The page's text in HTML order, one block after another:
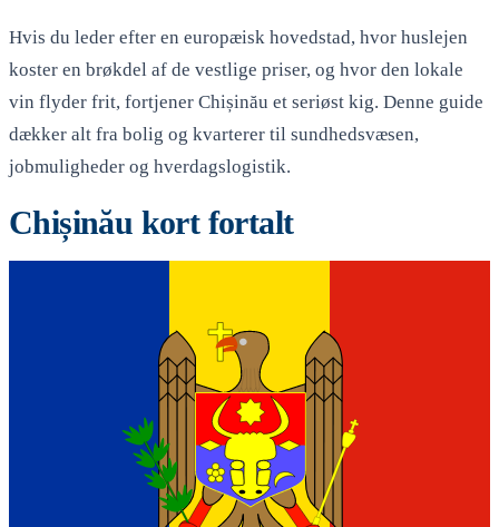
Hvis du leder efter en europæisk hovedstad, hvor huslejen
koster en brøkdel af de vestlige priser, og hvor den lokale
vin flyder frit, fortjener Chișinău et seriøst kig. Denne guide
dækker alt fra bolig og kvarterer til sundhedsvæsen,
jobmuligheder og hverdagslogistik.
Chișinău kort fortalt